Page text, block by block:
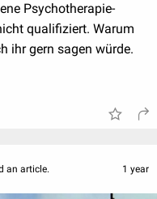
Psychotherapie-
qualifiziert. Warum
ihr gern sagen würde.
an article. 1 year